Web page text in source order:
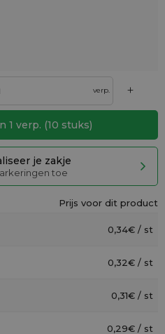
verp. +
1 verp. (10 stuks)
je zakje
toe
Prijs voor dit product
0,34€ / st
0,32€ / st
0,31€ / st
0,29€ / st